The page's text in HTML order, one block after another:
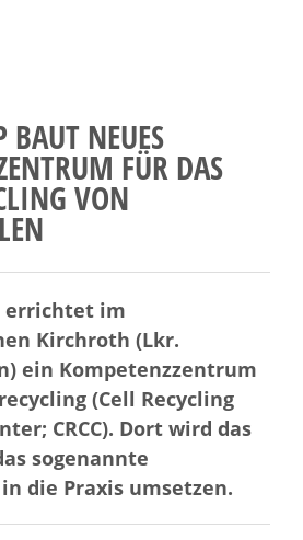
NEUES
FÜR DAS
VON
errichtet im
Kirchroth (Lkr.
ein Kompetenzzentrum
(Cell Recycling
CRCC). Dort wird das
sogenannte
die Praxis umsetzen.